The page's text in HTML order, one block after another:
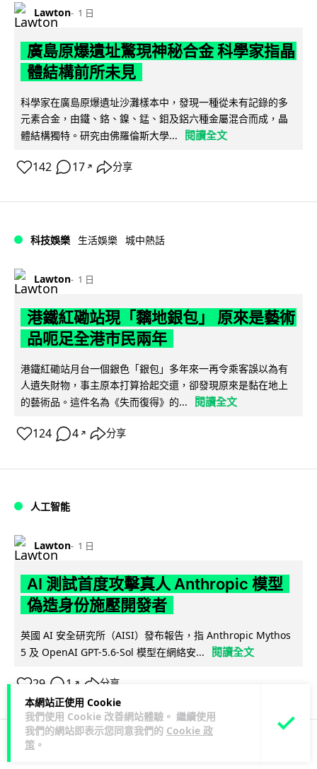
本網站正使用 Cookie
我們使用 Cookie 改善網站體驗。 繼續使用
我們的網站即表示您同意我們的 Cookie 政
策 。
Lawton 1 日
廣島原爆遺址驚現神秘合金 科學家指晶
體結構前所未見
科學家在廣島原爆遺址沙灘樣本中，發現一種從未有記錄的多
元素合金，由鐵、鉻、鎳、錳、鉬及鋁六種金屬混合而成，晶
體結構獨特。研究由佛羅倫斯大學...
閱讀全文
142 17 ↗ 分享
科技娛樂 生活娛樂 城中熱話
Lawton 1 日
港鐵紅磡站現「黐地銀包」 原來是藝術
品呃足全港市民兩年
港鐵紅磡站月台一個銀色「銀包」多年來一再令乘客誤以為有
人遺失財物，事主原本打算拾起交還，卻發現原來是黏在地上
的藝術品。這件名為《失而復得》的...
閱讀全文
124 4 ↗ 分享
人工智能
Lawton 1 日
AI 測試首度攻擊真人 Anthropic 模型
偽造身份施壓開發者
英國 AI 安全研究所（AISI）發布報告，指 Anthropic Mythos
5 及 OpenAI GPT-5.6-Sol 模型在網絡安...
閱讀全文
29 1 ↗ 分享